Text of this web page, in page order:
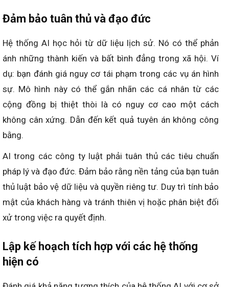
Đảm bảo tuân thủ và đạo đức
Hệ thống AI học hỏi từ dữ liệu lịch sử. Nó có thể phản
ánh những thành kiến và bất bình đẳng trong xã hội. Ví
dụ: bạn đánh giá nguy cơ tái phạm trong các vụ án hình
sự. Mô hình này có thể gắn nhãn các cá nhân từ các
cộng đồng bị thiệt thòi là có nguy cơ cao một cách
không cân xứng. Dẫn đến kết quả tuyên án không công
bằng.
AI trong các công ty luật phải tuân thủ các tiêu chuẩn
pháp lý và đạo đức. Đảm bảo rằng nền tảng của bạn tuân
thủ luật bảo vệ dữ liệu và quyền riêng tư. Duy trì tính bảo
mật của khách hàng và tránh thiên vị hoặc phân biệt đối
xử trong việc ra quyết định.
Lập kế hoạch tích hợp với các hệ thống
hiện có